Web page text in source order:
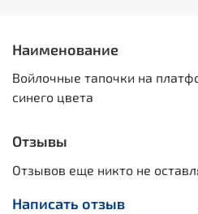
Наименование
Войлочные тапочки на
синего цвета
Отзывы
Отзывов еще никто не
Написать отзыв